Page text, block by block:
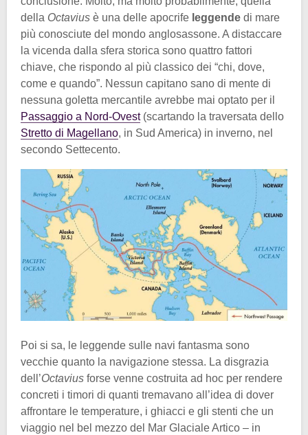
della Octavius è una delle apocrife leggende di mare
più conosciute del mondo anglosassone. A distaccare
la vicenda dalla sfera storica sono quattro fattori
chiave, che rispondo al più classico dei “chi, dove,
come e quando”. Nessun capitano sano di mente di
nessuna goletta mercantile avrebbe mai optato per il
Passaggio a Nord-Ovest(scartando la traversata dello
Stretto di Magellano, in Sud America) in inverno, nel
secondo Settecento.
Poi si sa, le leggende sulle navi fantasma sono
vecchie quanto la navigazione stessa. La disgrazia
dell’Octavius forse venne costruita ad hoc per rendere
concreti i timori di quanti tremavano all’idea di dover
affrontare le temperature, i ghiacci e gli stenti che un
viaggio nel bel mezzo del Mar Glaciale Artico – in